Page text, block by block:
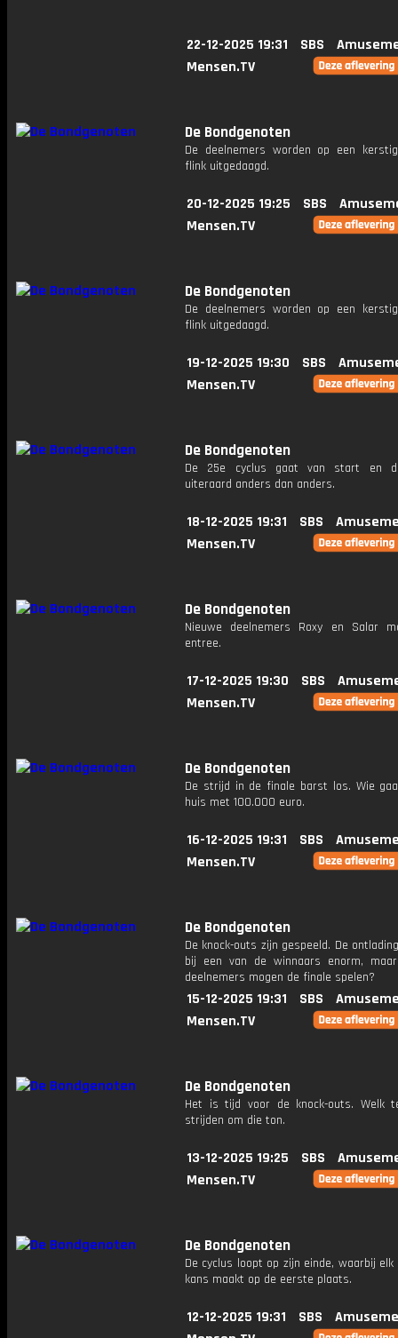
22-12-2025 19:31 SBS
Mensen.TV
De Bondgenoten
De deelnemers worden op een
flink uitgedaagd.
20-12-2025 19:25 SBS
Mensen.TV
De Bondgenoten
De deelnemers worden op een
flink uitgedaagd.
19-12-2025 19:30 SBS
Mensen.TV
De Bondgenoten
De 25e cyclus gaat van start en
uiteraard anders dan anders.
18-12-2025 19:31 SBS
Mensen.TV
De Bondgenoten
Nieuwe deelnemers Roxy en Salar
entree.
17-12-2025 19:30 SBS
Mensen.TV
De Bondgenoten
De strijd in de finale barst los. Wie
huis met 100.000 euro.
16-12-2025 19:31 SBS
Mensen.TV
De Bondgenoten
De knock-outs zijn gespeeld. De
bij een van de winnaars enorm,
deelnemers mogen de finale spelen?
15-12-2025 19:31 SBS
Mensen.TV
De Bondgenoten
Het is tijd voor de knock-outs. Welk
strijden om die ton.
13-12-2025 19:25 SBS
Mensen.TV
De Bondgenoten
De cyclus loopt op zijn einde, waarbij
kans maakt op de eerste plaats.
12-12-2025 19:31 SBS